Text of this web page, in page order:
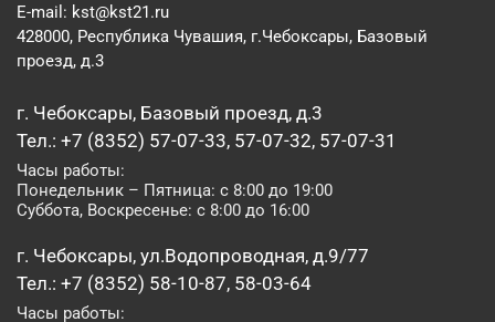
E-mail: kst@kst21.ru
428000, Республика Чувашия, г.Чебоксары, Базовый
проезд, д.3
г. Чебоксары, Базовый проезд, д.3
Тел.: +7 (8352) 57-07-33, 57-07-32, 57-07-31
Часы работы:
Понедельник – Пятница: с 8:00 до 19:00
Суббота, Воскресенье: с 8:00 до 16:00
г. Чебоксары, ул.Водопроводная, д.9/77
Тел.: +7 (8352) 58-10-87, 58-03-64
Часы работы: